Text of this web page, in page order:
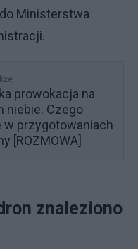
Ministerstwa
prowokacja na
niebie. Czego
w przygotowaniach
[ROZMOWA]
znaleziono